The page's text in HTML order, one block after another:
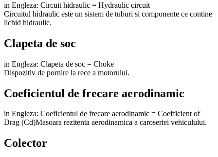
in Engleza: Circuit hidraulic = Hydraulic circuit
Circuitul hidraulic este un sistem de tuburi si componente ce contine
lichid hidraulic.
Clapeta de soc
in Engleza: Clapeta de soc = Choke
Dispozitiv de pornire la rece a motorului.
Coeficientul de frecare aerodinamic
in Engleza: Coeficientul de frecare aerodinamic = Coefficient of
Drag (Cd)Masoara rezitenta aerodinamica a caroseriei vehiculului.
Colector